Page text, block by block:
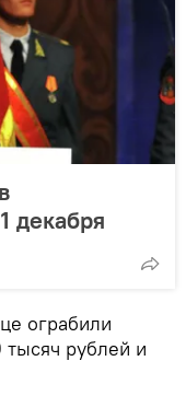
декабря
ограбили
рублей и